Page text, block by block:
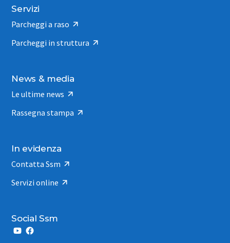
Servizi
Parcheggi a raso
Parcheggi in struttura
News & media
Le ultime news
Rassegna stampa
In evidenza
Contatta Ssm
Servizi online
Social Ssm